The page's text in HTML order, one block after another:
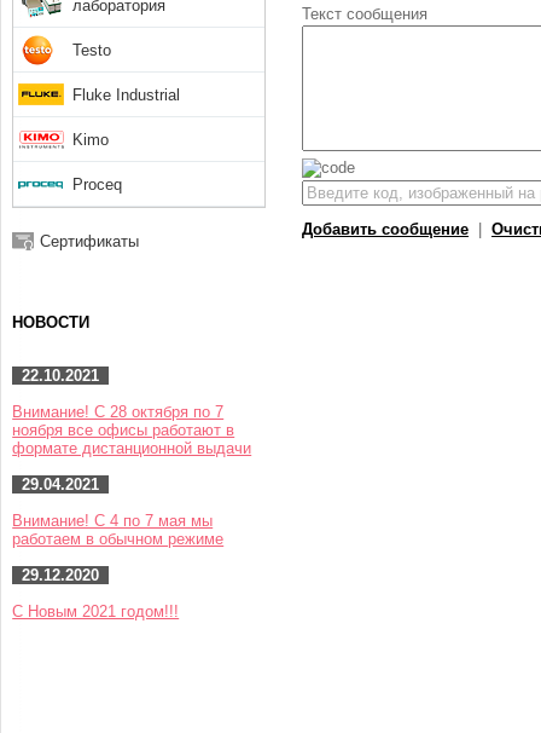
Текст сообщения
Добавить сообщение
лаборатория
Testo
Fluke Industrial
Kimo
Proceq
Сертификаты
НОВОСТИ
22.10.2021
Внимание! С 28 октября по 7
ноября все офисы работают в
формате дистанционной выдачи
29.04.2021
Внимание! С 4 по 7 мая мы
работаем в обычном режиме
29.12.2020
С Новым 2021 годом!!!